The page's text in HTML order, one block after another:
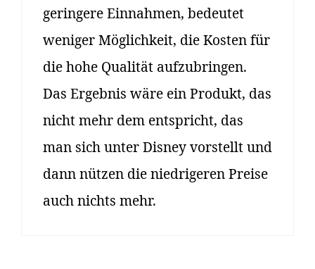
geringere Einnahmen, bedeutet
weniger Möglichkeit, die Kosten für
die hohe Qualität aufzubringen.
Das Ergebnis wäre ein Produkt, das
nicht mehr dem entspricht, das
man sich unter Disney vorstellt und
dann nützen die niedrigeren Preise
auch nichts mehr.